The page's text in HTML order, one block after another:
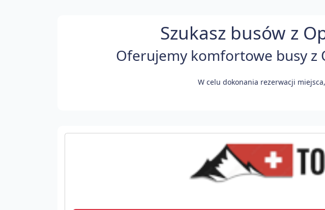
Szukasz busów z
Oferujemy komfortowe busy z
W celu dokonania rezerwacji